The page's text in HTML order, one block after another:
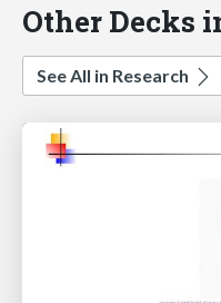
Other Decks
See All in Research